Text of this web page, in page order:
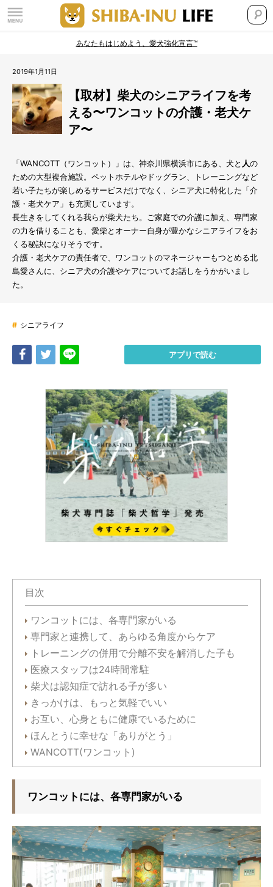
あなたもはじめよう、愛犬強化宣言™
2019年1月11日
【取材】柴犬のシニアライフを考
える〜ワンコットの介護・老犬ケ
ア〜
「WANCOTT（ワンコット）」は、神奈川県横浜市にある、犬と 人の
ための大型複合施設。ペットホテルやドッグラン、トレーニングなど
若い子たちが楽しめるサービスだけでなく、シニア犬に特化した「介
護・老犬ケア」も充実しています。
長生きをしてくれる我らが柴犬たち。ご家庭での介護に加え、専門家
の力を借りることも、愛柴とオーナー自身が豊かなシニアライフをお
くる秘訣になりそうです。
介護・老犬ケアの責任者で、ワンコットのマネージャーもつとめる北
島愛さんに、シニア犬の介護やケアについてお話しをうかがいまし
た。
# シニアライフ
Share Tweet アプリで読む
目次
ワンコットには、各専門家がいる
専門家と連携して、あらゆる角度からケア
トレーニングの併用で分離不安を解消した子も
医療スタッフは24時間常駐
柴犬は認知症で訪れる子が多い
きっかけは、もっと気軽でいい
お互い、心身ともに健康でいるために
ほんとうに幸せな「ありがとう」
WANCOTT(ワンコット)
ワンコットには、各専門家がいる